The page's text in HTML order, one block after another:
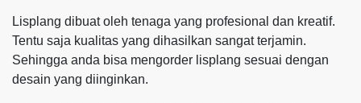
Lisplang dibuat oleh tenaga yang profesional dan kreatif.
Tentu saja kualitas yang dihasilkan sangat terjamin.
Sehingga anda bisa mengorder lisplang sesuai dengan
desain yang diinginkan.